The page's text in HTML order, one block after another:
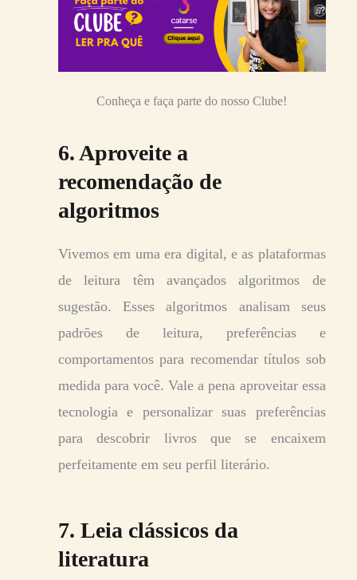
Conheça e faça parte do nosso Clube!
6. Aproveite a
recomendação de
algoritmos
Vivemos em uma era digital, e as plataformas
de leitura têm avançados algoritmos de
sugestão. Esses algoritmos analisam seus
padrões de leitura, preferências e
comportamentos para recomendar títulos sob
medida para você. Vale a pena aproveitar essa
tecnologia e personalizar suas preferências
para descobrir livros que se encaixem
perfeitamente em seu perfil literário.
7. Leia clássicos da
literatura